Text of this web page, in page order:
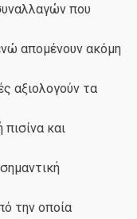
που
απομένουν ακόμη
αξιολογούν τα
και
την οποία